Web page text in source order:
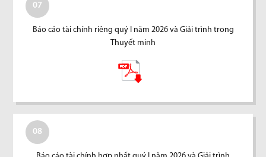
07
Báo cáo tài chính riêng quý I năm 2026 và Giải trình trong
Thuyết minh
08